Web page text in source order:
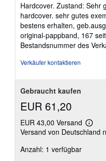
5
Hardcover. Zustand: Sehr
hardcover. sehr gutes
bestens erhalten,
original-pappband, 167
Bestandsnummer des
Verkäufer kontaktieren
Gebraucht kaufen
EUR 61,20
EUR 43,00 Versand
Weitere
Versand von Deutschland
Anzahl: 1 verfügbar